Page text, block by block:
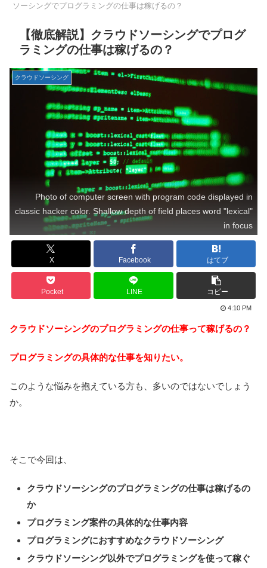
ソーシングでプログラミングの仕事は稼げるの？
【徹底解説】クラウドソーシングでプログ
ラミングの仕事は稼げるの？
クラウドソーシング
Photo of computer screen with program code displayed in
classic hacker color. Shallow depth of field places word "lexical"
in focus
X Facebook はてブ
Pocket LINE コピー
4:10 PM
クラウドソーシングのプログラミングの仕事って稼げるの？
プログラミングの具体的な仕事を知りたい。
このような悩みを抱えている方も、多いのではないでしょう
か。
そこで今回は、
クラウドソーシングのプログラミングの仕事は稼げるの
か
プログラミング案件の具体的な仕事内容
プログラミングにおすすめなクラウドソーシング
クラウドソーシング以外でプログラミングを使って稼ぐ